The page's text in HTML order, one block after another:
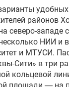
районов
северо-западе
НИИ и
и МТУСИ.
Сити» в три
кольцевой